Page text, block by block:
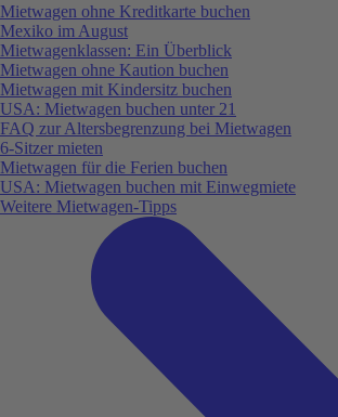
Mietwagen ohne Kreditkarte buchen
Mexiko im August
Mietwagenklassen: Ein Überblick
Mietwagen ohne Kaution buchen
Mietwagen mit Kindersitz buchen
USA: Mietwagen buchen unter 21
FAQ zur Altersbegrenzung bei Mietwagen
6-Sitzer mieten
Mietwagen für die Ferien buchen
USA: Mietwagen buchen mit Einwegmiete
Weitere Mietwagen-Tipps